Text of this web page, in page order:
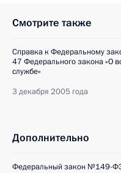
Смотрите также
Справка к Федеральному
47 Федерального закона «О
службе»
3 декабря 2005 года
Дополнительно
Федеральный закон №149-